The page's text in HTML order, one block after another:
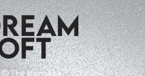
ⒸThe Bangkok